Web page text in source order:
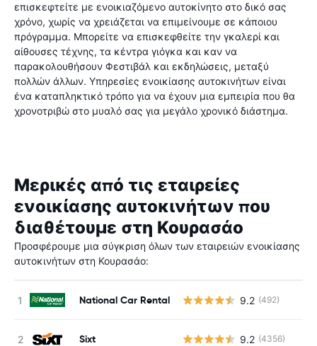
επισκεφτείτε με ενοικιαζόμενο αυτοκίνητο στο δικό σας
χρόνο, χωρίς να χρειάζεται να επιμείνουμε σε κάποιου
πρόγραμμα. Μπορείτε να επισκεφθείτε την γκαλερί και
αίθουσες τέχνης, τα κέντρα γιόγκα και καν να
παρακολουθήσουν Φεστιβάλ και εκδηλώσεις, μεταξύ
πολλών άλλων. Υπηρεσίες ενοικίασης αυτοκινήτων είναι
ένα καταπληκτικό τρόπο για να έχουν μια εμπειρία που θα
χρονοτριβώ στο μυαλό σας για μεγάλο χρονικό διάστημα.
Μερικές από τις εταιρείες
ενοικίασης αυτοκινήτων που
διαθέτουμε στη Κουρασάο
Προσφέρουμε μια σύγκριση όλων των εταιρειών ενοικίασης
αυτοκινήτων στη Κουρασάο:
National Car Rental 9.2 (492)
Sixt 9.2 (4356)